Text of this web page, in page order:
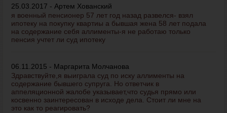
25.03.2017 - Артем Хованский
я военный пенсионер 57 лет год назад развелся- взял
ипотеку на покупку квартиы а бывшая жена 58 лет подала
на содержание себя аллименты-я не работаю только
пенсия учтет ли суд ипотеку
06.11.2015 - Маргарита Молчанова
Здравствуйте,я выиграла суд по иску аллименты на
содержание бывшего супруга. Но ответчик в
аппеляционной жалобе указывает,что судья прямо или
косвенно заинтересован в исходе дела. Стоит ли мне на
это как то реагировать?